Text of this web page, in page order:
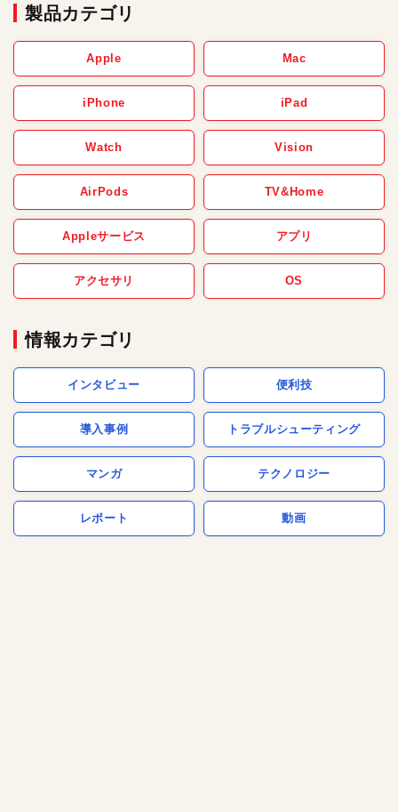
製品カテゴリ
Apple Mac
iPhone iPad
Watch Vision
AirPods TV&Home
Appleサービス アプリ
アクセサリ OS
情報カテゴリ
インタビュー 便利技
導入事例 トラブルシューティング
マンガ テクノロジー
レポート 動画